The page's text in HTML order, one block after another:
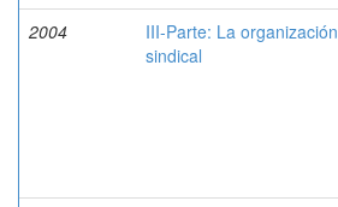
2004
III-Parte: La organización
sindical